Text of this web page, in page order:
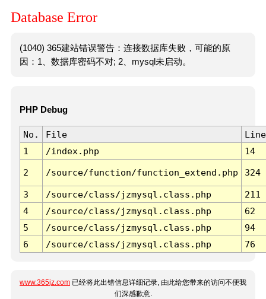
Database Error
(1040) 365建站错误警告：连接数据库失败，可能的原
因：1、数据库密码不对; 2、mysql未启动。
PHP Debug
No. File
Line
1
/index.php 14
2 /source/function/function_extend.php 324
3 /source/class/jzmysql.class.php
211
4
/source/class/jzmysql.class.php
62
5
/source/class/jzmysql.class.php
94
6
/source/class/jzmysql.class.php 76
www.365jz.com 已经将此出错信息详细记录, 由此给您带来的访问不便我
们深感歉意.